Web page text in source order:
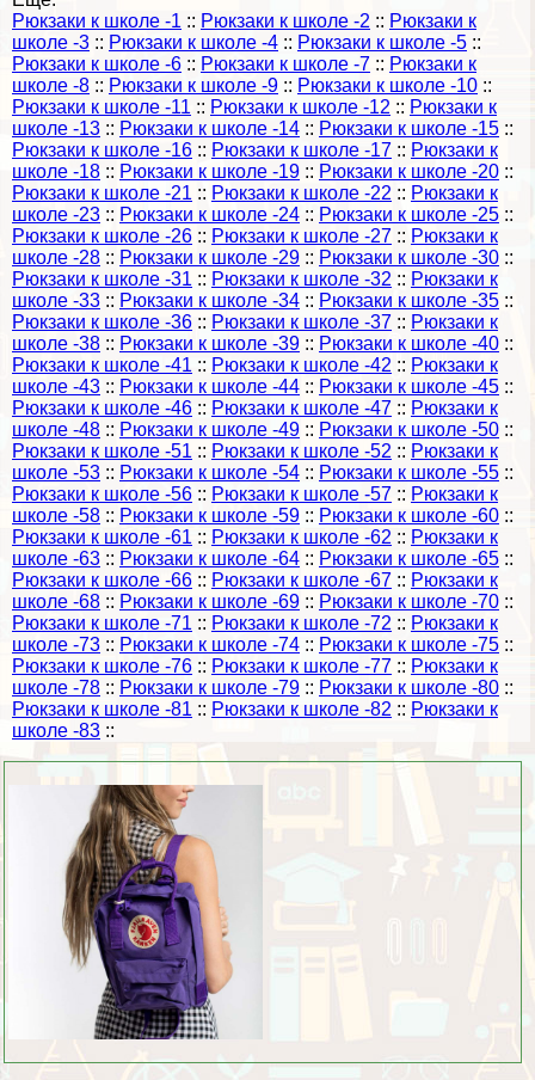
Рюкзаки к школе -1 :: Рюкзаки к школе -2 :: Рюкзаки к
школе -3 :: Рюкзаки к школе -4 :: Рюкзаки к школе -5 ::
Рюкзаки к школе -6 :: Рюкзаки к школе -7 :: Рюкзаки к
школе -8 :: Рюкзаки к школе -9 :: Рюкзаки к школе -10 ::
Рюкзаки к школе -11 :: Рюкзаки к школе -12 :: Рюкзаки к
школе -13 :: Рюкзаки к школе -14 :: Рюкзаки к школе -15 ::
Рюкзаки к школе -16 :: Рюкзаки к школе -17 :: Рюкзаки к
школе -18 :: Рюкзаки к школе -19 :: Рюкзаки к школе -20 ::
Рюкзаки к школе -21 :: Рюкзаки к школе -22 :: Рюкзаки к
школе -23 :: Рюкзаки к школе -24 :: Рюкзаки к школе -25 ::
Рюкзаки к школе -26 :: Рюкзаки к школе -27 :: Рюкзаки к
школе -28 :: Рюкзаки к школе -29 :: Рюкзаки к школе -30 ::
Рюкзаки к школе -31 :: Рюкзаки к школе -32 :: Рюкзаки к
школе -33 :: Рюкзаки к школе -34 :: Рюкзаки к школе -35 ::
Рюкзаки к школе -36 :: Рюкзаки к школе -37 :: Рюкзаки к
школе -38 :: Рюкзаки к школе -39 :: Рюкзаки к школе -40 ::
Рюкзаки к школе -41 :: Рюкзаки к школе -42 :: Рюкзаки к
школе -43 :: Рюкзаки к школе -44 :: Рюкзаки к школе -45 ::
Рюкзаки к школе -46 :: Рюкзаки к школе -47 :: Рюкзаки к
школе -48 :: Рюкзаки к школе -49 :: Рюкзаки к школе -50 ::
Рюкзаки к школе -51 :: Рюкзаки к школе -52 :: Рюкзаки к
школе -53 :: Рюкзаки к школе -54 :: Рюкзаки к школе -55 ::
Рюкзаки к школе -56 :: Рюкзаки к школе -57 :: Рюкзаки к
школе -58 :: Рюкзаки к школе -59 :: Рюкзаки к школе -60 ::
Рюкзаки к школе -61 :: Рюкзаки к школе -62 :: Рюкзаки к
школе -63 :: Рюкзаки к школе -64 :: Рюкзаки к школе -65 ::
Рюкзаки к школе -66 :: Рюкзаки к школе -67 :: Рюкзаки к
школе -68 :: Рюкзаки к школе -69 :: Рюкзаки к школе -70 ::
Рюкзаки к школе -71 :: Рюкзаки к школе -72 :: Рюкзаки к
школе -73 :: Рюкзаки к школе -74 :: Рюкзаки к школе -75 ::
Рюкзаки к школе -76 :: Рюкзаки к школе -77 :: Рюкзаки к
школе -78 :: Рюкзаки к школе -79 :: Рюкзаки к школе -80 ::
Рюкзаки к школе -81 :: Рюкзаки к школе -82 :: Рюкзаки к
школе -83 ::